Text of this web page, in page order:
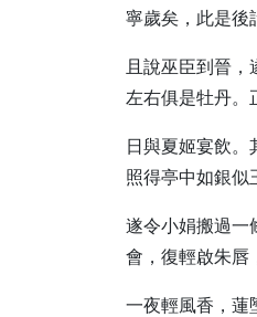
寧歲矣，此是後
且說巫臣到晉
左右俱是牡丹。
日與夏姬宴飲。
照得亭中如銀似
遂令小娟搬過一
會，復輕啟朱唇
一夜輕風香，蓮